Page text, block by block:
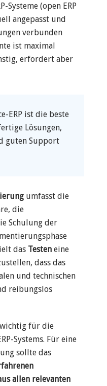
Systeme (open ERP
angepasst und
verbunden
ist maximal
erfordert aber
ERP ist die beste
Lösungen,
guten Support
umfasst die
die
Schulung der
das Testen eine
dass das
und technischen
reibungslos
für die
Systems. Für eine
sollte das
allen relevanten